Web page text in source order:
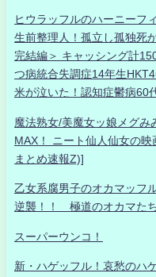
ヒウラッフルのハーニーフ
生前整理人！孤立し孤独死
完結編＞ キャッシング計
つ病統合失調症14年生
米が泣いた！認知症鬱病60
魔法熟女/美魔女ッ娘メグみ
MAX！ ニート仙人仙女の
まとめ速報Z)]
乙女系腐男子のオカマッフ
逆襲！！ 極道のオカマた
スーパーウンコ！
新・ハゲッフル！哀愁のハ